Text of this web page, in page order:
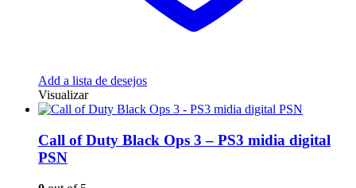
Add a lista de desejos
Visualizar
Call of Duty Black Ops 3 – PS3 midia digital
PSN